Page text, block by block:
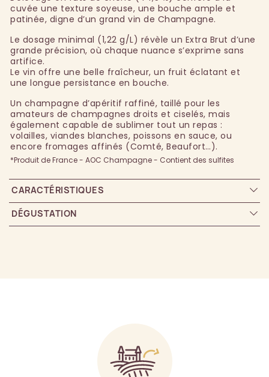
cuvée une texture soyeuse, une bouche ample et
patinée, digne d’un grand vin de Champagne.
Le dosage minimal (1,22 g/L) révèle un Extra Brut d’une
grande précision, où chaque nuance s’exprime sans
artifice.
Le vin offre une belle fraîcheur, un fruit éclatant et
une longue persistance en bouche.
Un champagne d’apéritif raffiné, taillé pour les
amateurs de champagnes droits et ciselés, mais
également capable de sublimer tout un repas :
volailles, viandes blanches, poissons en sauce, ou
encore fromages affinés (Comté, Beaufort…).
*Produit de France - AOC Champagne - Contient des sulfites
CARACTÉRISTIQUES
DÉGUSTATION